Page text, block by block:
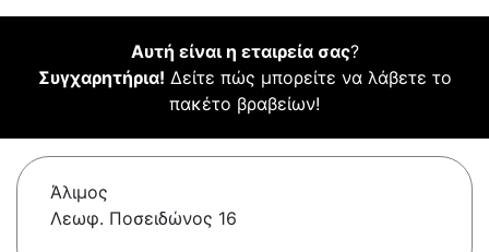
Αυτή είναι η εταιρεία σας?
Συγχαρητήρια! Δείτε πώς μπορείτε να λάβετε το
πακέτο βραβείων!
Άλιμος
Λεωφ. Ποσειδώνος 16